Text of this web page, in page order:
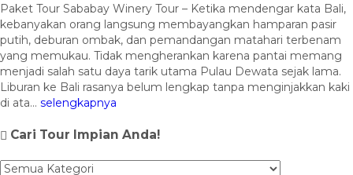
Paket Tour Sababay Winery Tour – Ketika mendengar kata Bali,
kebanyakan orang langsung membayangkan hamparan pasir
putih, deburan ombak, dan pemandangan matahari terbenam
yang memukau. Tidak mengherankan karena pantai memang
menjadi salah satu daya tarik utama Pulau Dewata sejak lama.
Liburan ke Bali rasanya belum lengkap tanpa menginjakkan kaki
di ata... selengkapnya
Cari Tour Impian Anda!